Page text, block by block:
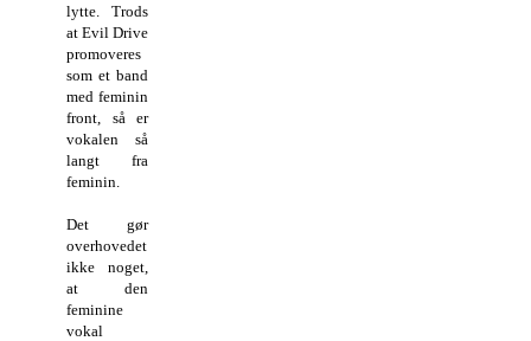
lytte. Trods
at Evil Drive
promoveres
som et band
med feminin
front, så er
vokalen så
langt fra
feminin.
Det gør
overhovedet
ikke noget,
at den
feminine
vokal